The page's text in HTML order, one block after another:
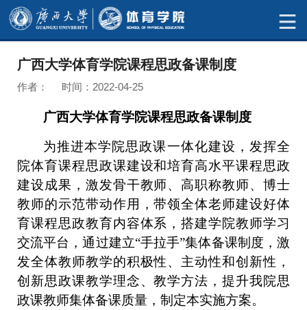
广西大学体育学院课程思政备课制度
作者： 时间：2022-04-25
广西大学体育学院课程思政备课制度
为推进本学院思政课一体化建设，发挥全
院体育课程思政课建设和培育高水平课程思政
建设成果，激发骨干教师、高职称教师、博士
教师的示范带动作用，带领全体老师建设好体
育课程思政教育内容体系，搭建学院教师学习
交流平台，通过建立“手拉手”集体备课制度，激
发全体教师教学的积极性、主动性和创新性，
创新思政课教学理念、教学方法，提升我院思
政课教师集体备课质量，制定本实施方案。